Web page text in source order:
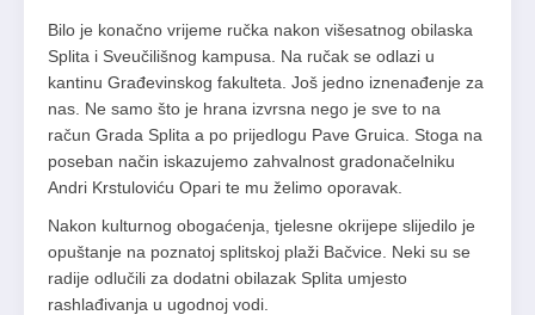
Bilo je konačno vrijeme ručka nakon višesatnog obilaska
Splita i Sveučilišnog kampusa. Na ručak se odlazi u
kantinu Građevinskog fakulteta. Još jedno iznenađenje za
nas. Ne samo što je hrana izvrsna nego je sve to na
račun Grada Splita a po prijedlogu Pave Gruica. Stoga na
poseban način iskazujemo zahvalnost gradonačelniku
Andri Krstuloviću Opari te mu želimo oporavak.
Nakon kulturnog obogaćenja, tjelesne okrijepe slijedilo je
opuštanje na poznatoj splitskoj plaži Bačvice. Neki su se
radije odlučili za dodatni obilazak Splita umjesto
rashlađivanja u ugodnoj vodi.